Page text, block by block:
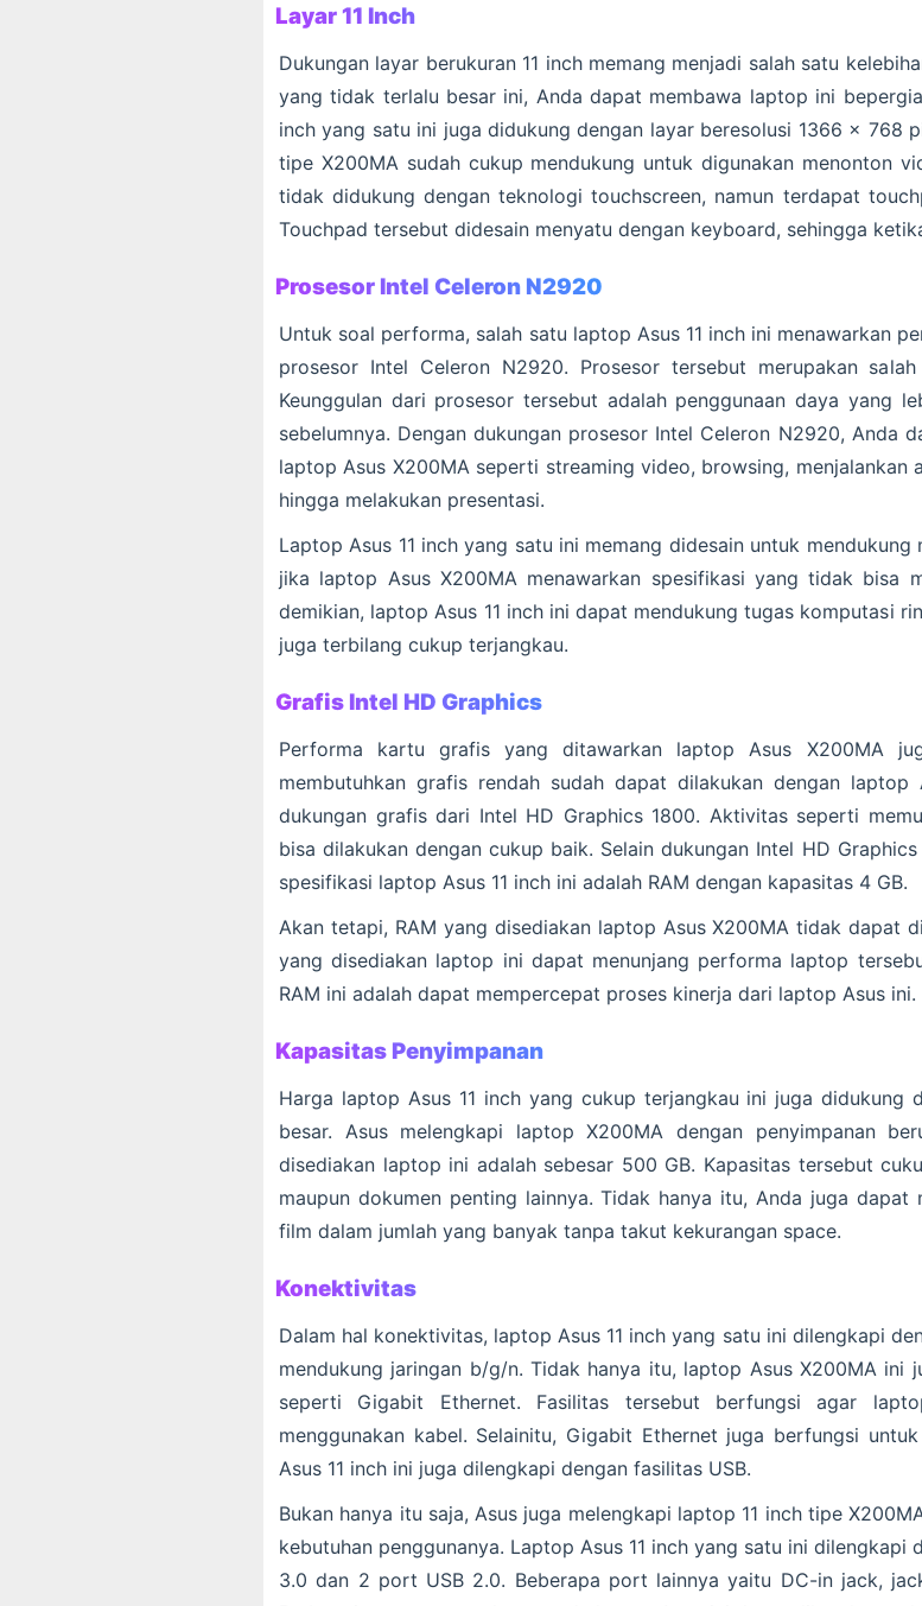
Layar 11 Inch
Dukungan layar berukuran 11 inch memang menjadi salah satu
yang tidak terlalu besar ini, Anda dapat membawa laptop ini
inch yang satu ini juga didukung dengan layar beresolusi 1366 x 768
tipe X200MA sudah cukup mendukung untuk digunakan menonton
tidak didukung dengan teknologi touchscreen, namun terdapat
Touchpad tersebut didesain menyatu dengan keyboard, sehingga
Prosesor Intel Celeron N2920
Untuk soal performa, salah satu laptop Asus 11 inch ini menawarkan
prosesor Intel Celeron N2920. Prosesor tersebut merupakan
Keunggulan dari prosesor tersebut adalah penggunaan daya yang
sebelumnya. Dengan dukungan prosesor Intel Celeron N2920, Anda
laptop Asus X200MA seperti streaming video, browsing,
hingga melakukan presentasi.
Laptop Asus 11 inch yang satu ini memang didesain untuk
jika laptop Asus X200MA menawarkan spesifikasi yang tidak bisa
demikian, laptop Asus 11 inch ini dapat mendukung tugas komputasi
juga terbilang cukup terjangkau.
Grafis Intel HD Graphics
Performa kartu grafis yang ditawarkan laptop Asus X200MA
membutuhkan grafis rendah sudah dapat dilakukan dengan
dukungan grafis dari Intel HD Graphics 1800. Aktivitas seperti
bisa dilakukan dengan cukup baik. Selain dukungan Intel HD
spesifikasi laptop Asus 11 inch ini adalah RAM dengan kapasitas 4 GB.
Akan tetapi, RAM yang disediakan laptop Asus X200MA tidak dapat
yang disediakan laptop ini dapat menunjang performa laptop
RAM ini adalah dapat mempercepat proses kinerja dari laptop Asus ini.
Kapasitas Penyimpanan
Harga laptop Asus 11 inch yang cukup terjangkau ini juga didukung
besar. Asus melengkapi laptop X200MA dengan penyimpanan
disediakan laptop ini adalah sebesar 500 GB. Kapasitas tersebut
maupun dokumen penting lainnya. Tidak hanya itu, Anda juga
film dalam jumlah yang banyak tanpa takut kekurangan space.
Konektivitas
Dalam hal konektivitas, laptop Asus 11 inch yang satu ini dilengkapi
mendukung jaringan b/g/n. Tidak hanya itu, laptop Asus X200MA ini
seperti Gigabit Ethernet. Fasilitas tersebut berfungsi agar
menggunakan kabel. Selainitu, Gigabit Ethernet juga berfungsi
Asus 11 inch ini juga dilengkapi dengan fasilitas USB.
Bukan hanya itu saja, Asus juga melengkapi laptop 11 inch tipe
kebutuhan penggunanya. Laptop Asus 11 inch yang satu ini
3.0 dan 2 port USB 2.0. Beberapa port lainnya yaitu DC-in jack,